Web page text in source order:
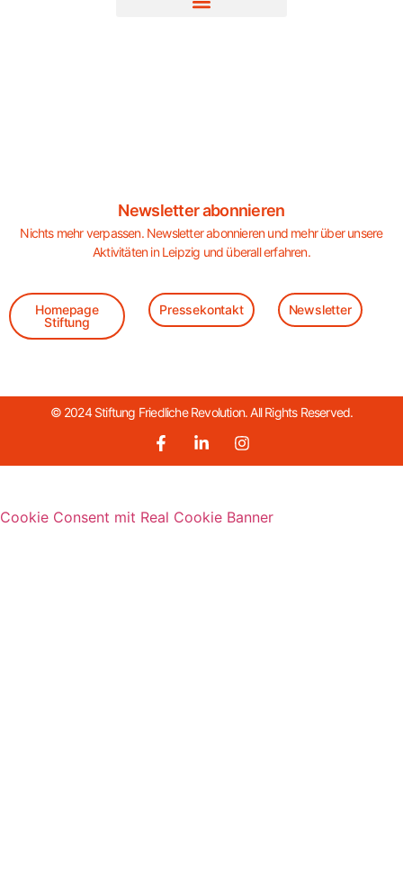
Newsletter abonnieren
Nichts mehr verpassen. Newsletter abonnieren und mehr über unsere
Aktivitäten in Leipzig und überall erfahren.
Homepage
Stiftung
Pressekontakt Newsletter
© 2024 Stiftung Friedliche Revolution. All Rights Reserved.
Cookie Consent mit Real Cookie Banner